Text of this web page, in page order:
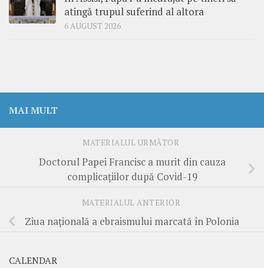
atingă trupul suferind al altora
6 AUGUST 2026
MAI MULT
MATERIALUL URMĂTOR
Doctorul Papei Francisc a murit din cauza
complicațiilor după Covid-19
MATERIALUL ANTERIOR
Ziua națională a ebraismului marcată în Polonia
CALENDAR